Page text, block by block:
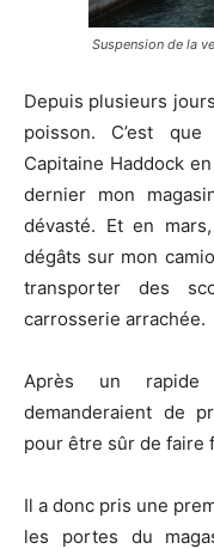
Suspension de la
Depuis plusieurs
poisson. C’est
Capitaine Haddock
dernier mon
dévasté. Et en
dégâts sur mon
transporter des
carrosserie arrachée.
Après un rapide
demanderaient de
pour être sûr de faire
Il a donc pris une
les portes du